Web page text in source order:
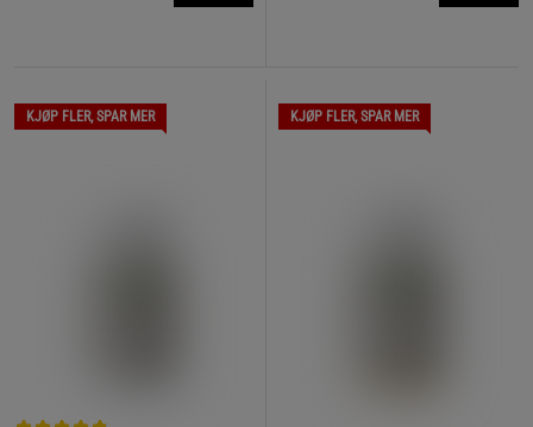
KJØP FLER, SPAR MER KJØP FLER, SPAR MER